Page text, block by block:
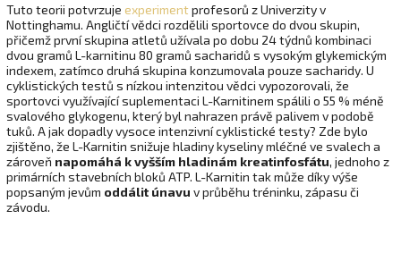
Tuto teorii potvrzuje experimentprofesorů z Univerzity v
Nottinghamu. Angličtí vědci rozdělili sportovce do dvou skupin,
přičemž první skupina atletů užívala po dobu 24 týdnů kombinaci
dvou gramů L-karnitinu 80 gramů sacharidů s vysokým glykemickým
indexem, zatímco druhá skupina konzumovala pouze sacharidy. U
cyklistických testů s nízkou intenzitou vědci vypozorovali, že
sportovci využívající suplementaci L-Karnitinem spálili o 55 % méně
svalového glykogenu, který byl nahrazen právě palivem v podobě
tuků. A jak dopadly vysoce intenzivní cyklistické testy? Zde bylo
zjištěno, že L-Karnitin snižuje hladiny kyseliny mléčné ve svalech a
zároveň napomáhá k vyšším hladinám kreatinfosfátu, jednoho z
primárních stavebních bloků ATP. L-Karnitin tak může díky výše
popsaným jevům oddálit únavu v průběhu tréninku, zápasu či
závodu.